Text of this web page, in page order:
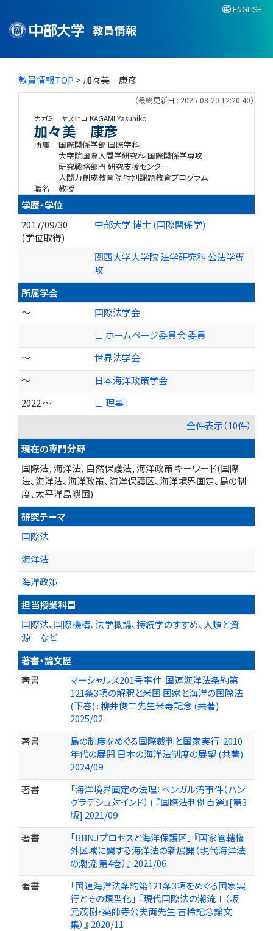
教員情報
ENGLISH
教員情報TOP > 加々美 康彦
（最終更新日 : 2025-08-20 12:20:40）
カガミ ヤスヒコ KAGAMI Yasuhiko
加々美 康彦
所属
国際関係学部 国際学科
大学院国際人間学研究科 国際関係学専攻
研究戦略部門 研究支援センター
人間力創成教育院 特別課題教育プログラム
職名
教授
学歴・学位
2017/09/30
(学位取得)
中部大学 博士 (国際関係学)
関西大学大学院 法学研究科 公法学専
攻
所属学会
～
国際法学会
∟ ホームページ委員会 委員
～
世界法学会
～
日本海洋政策学会
2022 ～
∟ 理事
全件表示（10件）
現在の専門分野
国際法, 海洋法, 自然保護法, 海洋政策 キーワード(国際
法、海洋法、海洋政策、海洋保護区、海洋境界画定、島の制
度、太平洋島嶼国)
研究テーマ
国際法
海洋法
海洋政策
担当授業科目
国際法、国際機構、法学概論、持続学のすすめ、人類と資
源 など
著書・論文歴
著書
マーシャルズ201号事件-国連海洋法条約第
121条3項の解釈と米国 国家と海洋の国際法
(下巻) : 柳井俊二先生米寿記念 (共著)
2025/02
著書
島の制度をめぐる国際裁判と国家実行-2010
年代の展開 日本の海洋法制度の展望 (共著)
2024/09
著書
「海洋境界画定の法理：ベンガル湾事件（バン
グラデシュ対インド）」 『国際法判例百選』[第3
版] 2021/09
著書
「BBNJプロセスと海洋保護区」 『国家管轄権
外区域に関する海洋法の新展開（現代海洋法
の潮流 第4巻）』 2021/06
著書
「国連海洋法条約第121条3項をめぐる国家実
行とその類型化」 『現代国際法の潮流Ⅰ（坂
元茂樹・薬師寺公夫両先生 古稀記念論文
集）』 2020/11